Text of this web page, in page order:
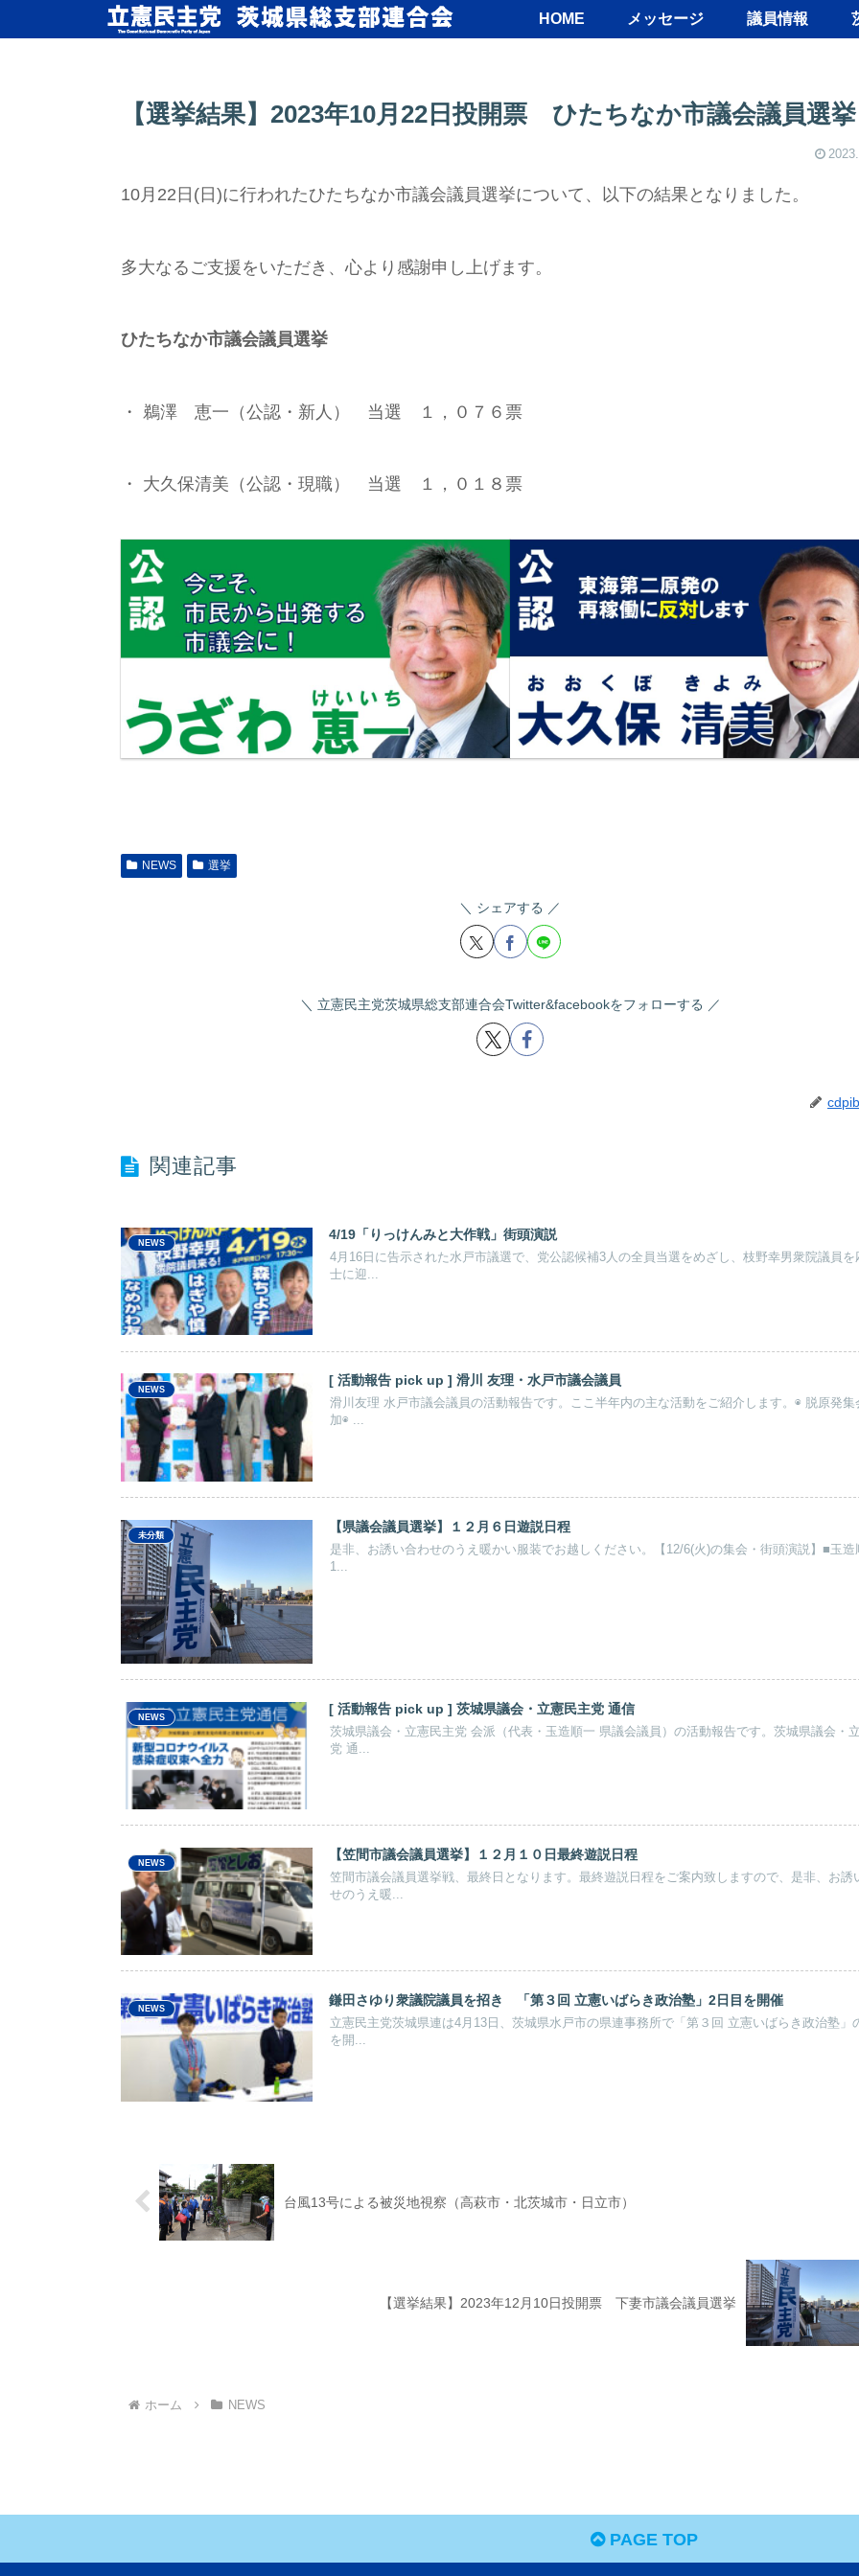
HOME メッセージ 議員情報
【選挙結果】2023年10月22日投開票 ひたちなか市議会議員選挙
10月22日(日)に行われたひたちなか市議会議員選挙について、以下の結果となりました。
多大なるご支援をいただき、心より感謝申し上げます。
ひたちなか市議会議員選挙
・ 鵜澤 恵一（公認・新人） 当選 １，０７６票
・ 大久保清美（公認・現職） 当選 １，０１８票
NEWS 選挙
シェアする
立憲民主党茨城県総支部連合会Twitter&facebookをフォローする
関連記事
NEWS
4/19「りっけんみと大作戦」街頭演説
4月16日に告示された水戸市議選で、党公認候補3人の全員当選をめざし、枝野幸男衆院議員を
士に迎...
NEWS
[ 活動報告 pick up ] 滑川 友理・水戸市議会議員
滑川友理 水戸市議会議員の活動報告です。ここ半年内の主な活動をご紹介します。◉ 脱原発集
加◉ ...
未分類
【県議会議員選挙】１２月６日遊説日程
是非、お誘い合わせのうえ暖かい服装でお越しください。【12/6(火)の集会・街頭演説】■玉
1...
NEWS
[ 活動報告 pick up ] 茨城県議会・立憲民主党 通信
茨城県議会・立憲民主党 会派（代表・玉造順一 県議会議員）の活動報告です。茨城県議会・
党 通...
NEWS
【笠間市議会議員選挙】１２月１０日最終遊説日程
笠間市議会議員選挙戦、最終日となります。最終遊説日程をご案内致しますので、是非、お誘
せのうえ暖...
NEWS
鎌田さゆり衆議院議員を招き 「第３回 立憲いばらき政治塾」2日目を開催
立憲民主党茨城県連は4月13日、茨城県水戸市の県連事務所で「第３回 立憲いばらき政治塾」
を開...
台風13号による被災地視察（高萩市・北茨城市・日立市）
【選挙結果】2023年12月10日投開票 下妻市議会議員選挙
ホーム NEWS
PAGE TOP